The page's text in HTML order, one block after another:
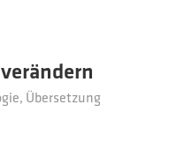
Übersetzung